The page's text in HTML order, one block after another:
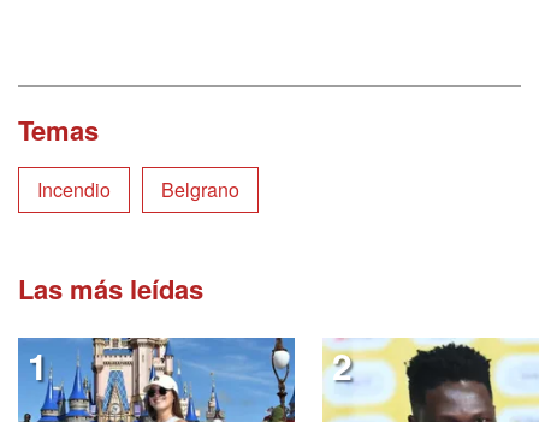
Temas
Incendio Belgrano
Las más leídas